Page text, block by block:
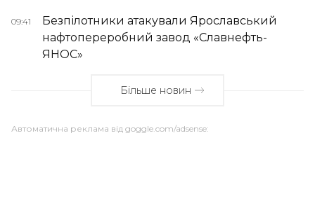
09:41
Безпілотники атакували Ярославський
нафтопереробний завод «Славнефть-
ЯНОС»
Більше новин
Автоматична реклама від goggle.com/adsense: